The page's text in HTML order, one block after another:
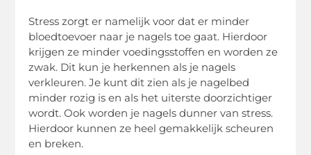
Stress zorgt er namelijk voor dat er minder
bloedtoevoer naar je nagels toe gaat. Hierdoor
krijgen ze minder voedingsstoffen en worden ze
zwak. Dit kun je herkennen als je nagels
verkleuren. Je kunt dit zien als je nagelbed
minder rozig is en als het uiterste doorzichtiger
wordt. Ook worden je nagels dunner van stress.
Hierdoor kunnen ze heel gemakkelijk scheuren
en breken.